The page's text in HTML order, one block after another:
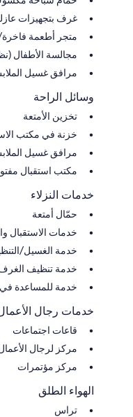
غرف بتجهيزات
متجر أطعمة
مجالسة الأطفال
مرافق غسيل
وسائل الراحة
تخزين الأمتعة
خزنة في مكتب
مرافق غسيل
مكتب استقبال مفتوح 24
خدمات النزلاء
حمّال أمتعة
خدمات الاستقبال
خدمة الغسيل/
خدمة تنظيف الغرف
خدمة للمساعدة في
خدمات رجال
قاعات اجتماعات
مركز لرجال الأعمال
مركز مؤتمرات
الهواء الطلق
تراس